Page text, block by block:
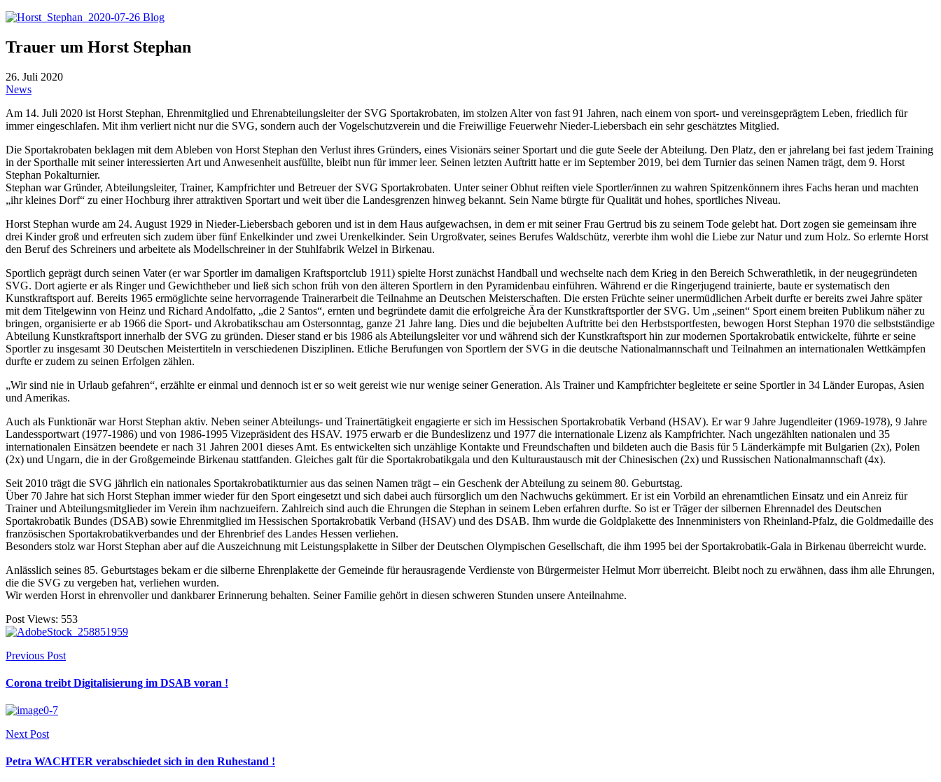
Trauer um Horst Stephan
26. Juli 2020
News
Am 14. Juli 2020 ist Horst Stephan, Ehrenmitglied und Ehrenabteilungsleiter der SVG Sportakrobaten, im stolzen Alter von fast 91 Jahren, nach einem von sport- und vereinsgeprägtem Leben, friedlich für
immer eingeschlafen. Mit ihm verliert nicht nur die SVG, sondern auch der Vogelschutzverein und die Freiwillige Feuerwehr Nieder-Liebersbach ein sehr geschätztes Mitglied.
Die Sportakrobaten beklagen mit dem Ableben von Horst Stephan den Verlust ihres Gründers, eines Visionärs seiner Sportart und die gute Seele der Abteilung. Den Platz, den er jahrelang bei fast jedem Training
in der Sporthalle mit seiner interessierten Art und Anwesenheit ausfüllte, bleibt nun für immer leer. Seinen letzten Auftritt hatte er im September 2019, bei dem Turnier das seinen Namen trägt, dem 9. Horst
Stephan Pokalturnier.
Stephan war Gründer, Abteilungsleiter, Trainer, Kampfrichter und Betreuer der SVG Sportakrobaten. Unter seiner Obhut reiften viele Sportler/innen zu wahren Spitzenkönnern ihres Fachs heran und machten
„ihr kleines Dorf“ zu einer Hochburg ihrer attraktiven Sportart und weit über die Landesgrenzen hinweg bekannt. Sein Name bürgte für Qualität und hohes, sportliches Niveau.
Horst Stephan wurde am 24. August 1929 in Nieder-Liebersbach geboren und ist in dem Haus aufgewachsen, in dem er mit seiner Frau Gertrud bis zu seinem Tode gelebt hat. Dort zogen sie gemeinsam ihre
drei Kinder groß und erfreuten sich zudem über fünf Enkelkinder und zwei Urenkelkinder. Sein Urgroßvater, seines Berufes Waldschütz, vererbte ihm wohl die Liebe zur Natur und zum Holz. So erlernte Horst
den Beruf des Schreiners und arbeitete als Modellschreiner in der Stuhlfabrik Welzel in Birkenau.
Sportlich geprägt durch seinen Vater (er war Sportler im damaligen Kraftsportclub 1911) spielte Horst zunächst Handball und wechselte nach dem Krieg in den Bereich Schwerathletik, in der neugegründeten
SVG. Dort agierte er als Ringer und Gewichtheber und ließ sich schon früh von den älteren Sportlern in den Pyramidenbau einführen. Während er die Ringerjugend trainierte, baute er systematisch den
Kunstkraftsport auf. Bereits 1965 ermöglichte seine hervorragende Trainerarbeit die Teilnahme an Deutschen Meisterschaften. Die ersten Früchte seiner unermüdlichen Arbeit durfte er bereits zwei Jahre später
mit dem Titelgewinn von Heinz und Richard Andolfatto, „die 2 Santos“, ernten und begründete damit die erfolgreiche Ära der Kunstkraftsportler der SVG. Um „seinen“ Sport einem breiten Publikum näher zu
bringen, organisierte er ab 1966 die Sport- und Akrobatikschau am Ostersonntag, ganze 21 Jahre lang. Dies und die bejubelten Auftritte bei den Herbstsportfesten, bewogen Horst Stephan 1970 die selbstständige
Abteilung Kunstkraftsport innerhalb der SVG zu gründen. Dieser stand er bis 1986 als Abteilungsleiter vor und während sich der Kunstkraftsport hin zur modernen Sportakrobatik entwickelte, führte er seine
Sportler zu insgesamt 30 Deutschen Meistertiteln in verschiedenen Disziplinen. Etliche Berufungen von Sportlern der SVG in die deutsche Nationalmannschaft und Teilnahmen an internationalen Wettkämpfen
durfte er zudem zu seinen Erfolgen zählen.
„Wir sind nie in Urlaub gefahren“, erzählte er einmal und dennoch ist er so weit gereist wie nur wenige seiner Generation. Als Trainer und Kampfrichter begleitete er seine Sportler in 34 Länder Europas, Asien
und Amerikas.
Auch als Funktionär war Horst Stephan aktiv. Neben seiner Abteilungs- und Trainertätigkeit engagierte er sich im Hessischen Sportakrobatik Verband (HSAV). Er war 9 Jahre Jugendleiter (1969-1978), 9 Jahre
Landessportwart (1977-1986) und von 1986-1995 Vizepräsident des HSAV. 1975 erwarb er die Bundeslizenz und 1977 die internationale Lizenz als Kampfrichter. Nach ungezählten nationalen und 35
internationalen Einsätzen beendete er nach 31 Jahren 2001 dieses Amt. Es entwickelten sich unzählige Kontakte und Freundschaften und bildeten auch die Basis für 5 Länderkämpfe mit Bulgarien (2x), Polen
(2x) und Ungarn, die in der Großgemeinde Birkenau stattfanden. Gleiches galt für die Sportakrobatikgala und den Kulturaustausch mit der Chinesischen (2x) und Russischen Nationalmannschaft (4x).
Seit 2010 trägt die SVG jährlich ein nationales Sportakrobatikturnier aus das seinen Namen trägt – ein Geschenk der Abteilung zu seinem 80. Geburtstag.
Über 70 Jahre hat sich Horst Stephan immer wieder für den Sport eingesetzt und sich dabei auch fürsorglich um den Nachwuchs gekümmert. Er ist ein Vorbild an ehrenamtlichen Einsatz und ein Anreiz für
Trainer und Abteilungsmitglieder im Verein ihm nachzueifern. Zahlreich sind auch die Ehrungen die Stephan in seinem Leben erfahren durfte. So ist er Träger der silbernen Ehrennadel des Deutschen
Sportakrobatik Bundes (DSAB) sowie Ehrenmitglied im Hessischen Sportakrobatik Verband (HSAV) und des DSAB. Ihm wurde die Goldplakette des Innenministers von Rheinland-Pfalz, die Goldmedaille des
französischen Sportakrobatikverbandes und der Ehrenbrief des Landes Hessen verliehen.
Besonders stolz war Horst Stephan aber auf die Auszeichnung mit Leistungsplakette in Silber der Deutschen Olympischen Gesellschaft, die ihm 1995 bei der Sportakrobatik-Gala in Birkenau überreicht wurde.
Anlässlich seines 85. Geburtstages bekam er die silberne Ehrenplakette der Gemeinde für herausragende Verdienste von Bürgermeister Helmut Morr überreicht. Bleibt noch zu erwähnen, dass ihm alle Ehrungen,
die die SVG zu vergeben hat, verliehen wurden.
Wir werden Horst in ehrenvoller und dankbarer Erinnerung behalten. Seiner Familie gehört in diesen schweren Stunden unsere Anteilnahme.
Post Views: 553
Previous Post
Corona treibt Digitalisierung im DSAB voran !
Next Post
Petra WACHTER verabschiedet sich in den Ruhestand !